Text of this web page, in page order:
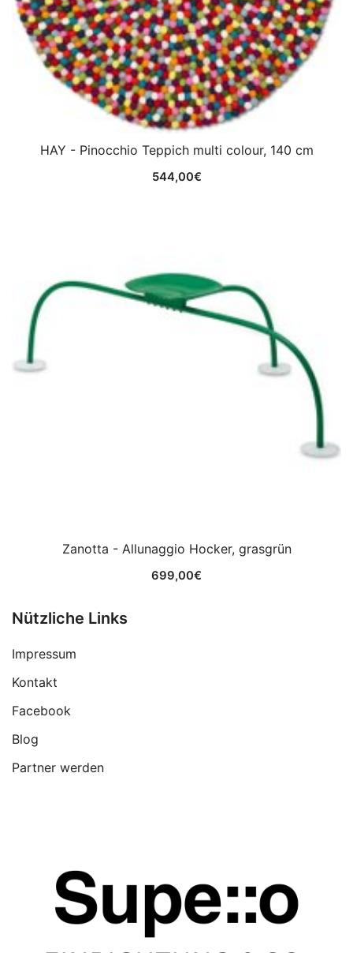
HAY - Pinocchio Teppich multi colour, 140 cm
544,00€
Zanotta - Allunaggio Hocker, grasgrün
699,00€
Nützliche Links
Impressum
Kontakt
Facebook
Blog
Partner werden